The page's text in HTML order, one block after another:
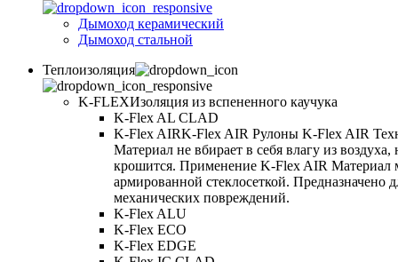
Дымоход керамический
Дымоход стальной
Теплоизоляция
K-FLEXИзоляция из вспененного каучука
K-Flex AL CLAD
K-Flex AIRK-Flex AIR Рулоны K-Flex AIR
Материал не вбирает в себя влагу из
крошится. Применение K-Flex AIR Материал
армированной стеклосеткой. Предназначено
механических повреждений.
K-Flex ALU
K-Flex ECO
K-Flex EDGE